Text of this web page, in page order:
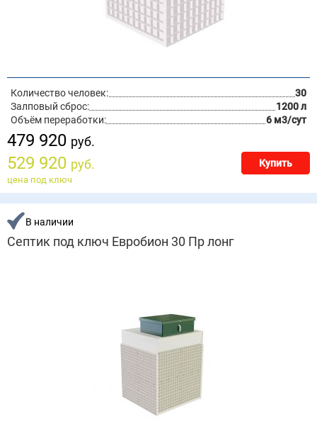
Количество человек:
30
Залповый сброс:
1200 л
Объём переработки:
6 м3/сут
479 920 руб.
529 920 руб. Купить
цена под ключ
В наличии
Септик под ключ Евробион 30 Пр лонг